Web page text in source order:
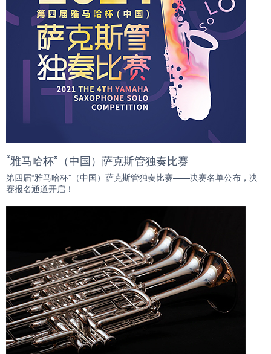
“雅马哈杯”（中国）萨克斯管独奏比赛
第四届“雅马哈杯”（中国）萨克斯管独奏比赛——决赛名单公布，决
赛报名通道开启！